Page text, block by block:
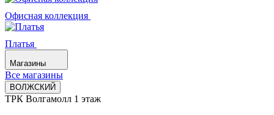
Офисная коллекция
Платья
Магазины
Все магазины
ВОЛЖСКИЙ
ТРК Волгамолл 1 этаж